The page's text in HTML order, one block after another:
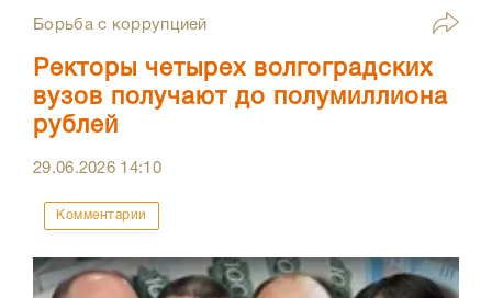
Борьба с коррупцией
Ректоры четырех волгоградских
вузов получают до полумиллиона
рублей
29.06.2026 14:10
Комментарии